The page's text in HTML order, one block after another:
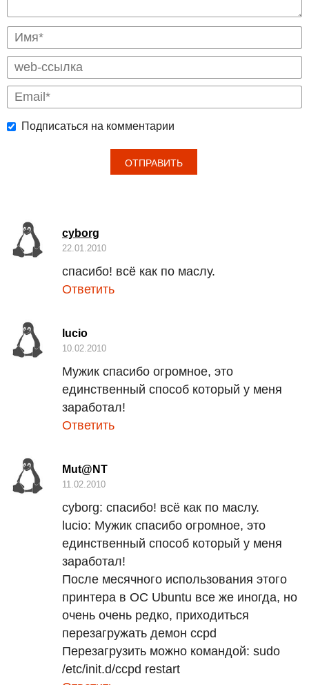
Подписаться на комментарии
cyborg
22.01.2010
спасибо! всё как по маслу.
Ответить
lucio
10.02.2010
Мужик спасибо огромное, это
единственный способ который у меня
заработал!
Ответить
Mut@NT
11.02.2010
cyborg: спасибо! всё как по маслу.
lucio: Мужик спасибо огромное, это
единственный способ который у меня
заработал!
После месячного использования этого
принтера в ОС Ubuntu все же иногда, но
очень очень редко, приходиться
перезагружать демон ccpd
Перезагрузить можно командой: sudo
/etc/init.d/ccpd restart